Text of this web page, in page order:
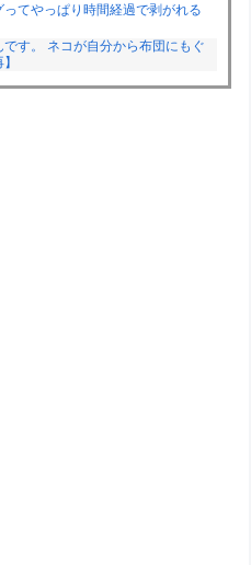
てやっぱり時間経過で剥がれる
す。 ネコが自分から布団にもぐ